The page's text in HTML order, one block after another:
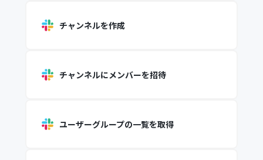
チャンネルを作成
チャンネルにメンバーを招待
ユーザーグループの一覧を取得